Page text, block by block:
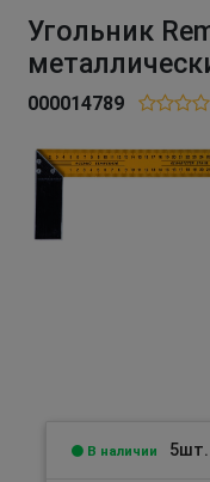
Угольник
000014789
В наличии